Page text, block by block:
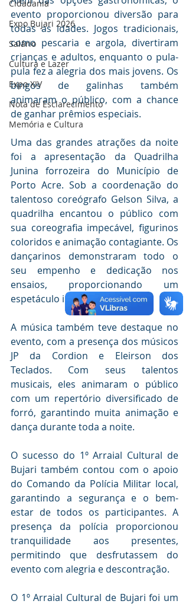
Cidadania
Expo Bujari 2026
Salário
Cultura e Lazer
Expo XIV
Nota de Esclarecimento
Memória e Cultura
evento proporcionou diversão para
todas as idades. Jogos tradicionais,
como pescaria e argola, divertiram
crianças e adultos, enquanto o pula-
pula fez a alegria dos mais jovens. Os
bingos de galinhas também
animaram o público, com a chance
de ganhar prêmios especiais.
Uma das grandes atrações da noite
foi a apresentação da Quadrilha
Junina forrozeira do Município de
Porto Acre. Sob a coordenação do
talentoso coreógrafo Gelson Silva, a
quadrilha encantou o público com
sua coreografia impecável, figurinos
coloridos e animação contagiante. Os
dançarinos demonstraram todo o
seu empenho e dedicação nos
ensaios, proporcionando um
espetáculo inesquecível.
A música também teve destaque no
evento, com a presença dos músicos
JP da Cordion e Eleirson dos
Teclados. Com seus talentos
musicais, eles animaram o público
com um repertório diversificado de
forró, garantindo muita animação e
dança durante toda a noite.
O sucesso do 1º Arraial Cultural de
Bujari também contou com o apoio
do Comando da Polícia Militar local,
garantindo a segurança e o bem-
estar de todos os participantes. A
presença da polícia proporcionou
tranquilidade aos presentes,
permitindo que desfrutassem do
evento com alegria e descontração.
O 1º Arraial Cultural de Bujari foi um